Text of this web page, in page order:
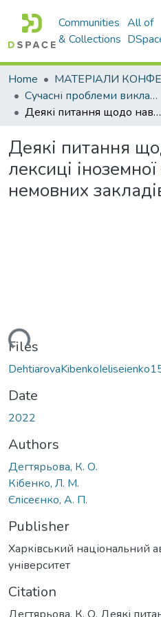
Communities
& Collections
All of
Home
Сучасні проблеми викладання іноземних мов у закладах освіти
Деякі питання щодо навчання лексиці іноземної мови студентів немовних закладів вищої освіти
Деякі питання
лексиці
немовних
Files
Date
2022
Authors
Дегтярьова, К. О.
Кібенко, Л. М.
Єлісеєнко, А. П.
Publisher
Харківський національний
університет
Citation